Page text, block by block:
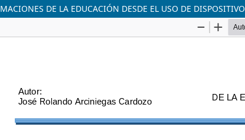
DE LA EDUCACIÓN DESDE EL USO DE